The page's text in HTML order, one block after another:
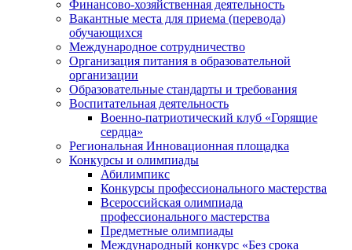
Финансово-хозяйственная деятельность
Вакантные места для приема (перевода)
обучающихся
Международное сотрудничество
Организация питания в образовательной
организации
Образовательные стандарты и требования
Воспитательная деятельность
Военно-патриотический клуб «Горящие
сердца»
Региональная Инновационная площадка
Конкурсы и олимпиады
Абилимпикс
Конкурсы профессионального мастерства
Всероссийская олимпиада
профессионального мастерства
Предметные олимпиады
Международный конкурс «Без срока